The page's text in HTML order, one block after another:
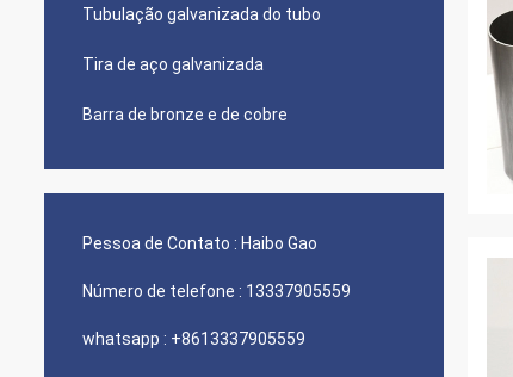
Tubulação galvanizada do tubo
Tira de aço galvanizada
Barra de bronze e de cobre
Pessoa de Contato : Haibo Gao
Número de telefone : 13337905559
whatsapp : +8613337905559